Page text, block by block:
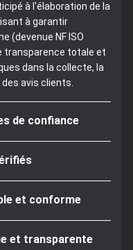
à l'élaboration de la
à garantir
(devenue NF ISO
transparence totale et
dans la collecte, la
avis clients.
de confiance
et conforme
et transparente